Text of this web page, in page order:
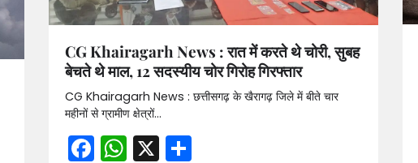
CG Khairagarh News : रात में करते थे चोरी, सुबह
बेचते थे माल, 12 सदस्यीय चोर गिरोह गिरफ्तार
CG Khairagarh News : छत्तीसगढ़ के खैरागढ़ जिले में बीते चार
महीनों से ग्रामीण क्षेत्रों…
Facebook
WhatsApp
X Share